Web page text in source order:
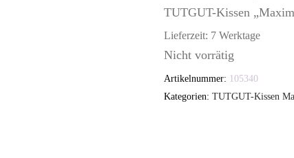
TUTGUT-Kissen
Lieferzeit: 7 Werktage
Nicht vorrätig
Artikelnummer: 105340
Kategorien: TUTGUT-Kissen